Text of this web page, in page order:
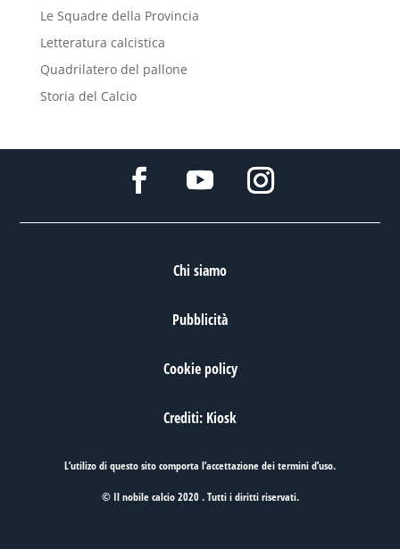
Le Squadre della Provincia
Letteratura calcistica
Quadrilatero del pallone
Storia del Calcio
Chi siamo
Pubblicità
Cookie policy
Crediti: Kiosk
L’utilizo di questo sito comporta l’accettazione deitermini d’uso.
© Il nobile calcio 2020 . Tutti i diritti riservati.